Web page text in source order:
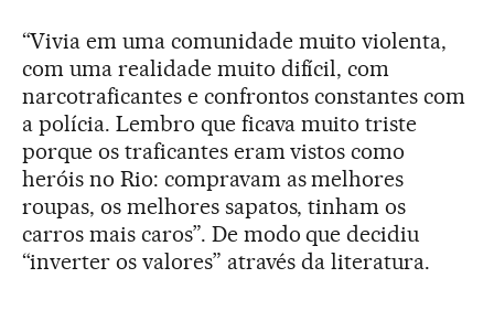
“Vivia em uma comunidade muito violenta,
com uma realidade muito difícil, com
narcotraficantes e confrontos constantes com
a polícia. Lembro que ficava muito triste
porque os traficantes eram vistos como
heróis no Rio: compravam as melhores
roupas, os melhores sapatos, tinham os
carros mais caros”. De modo que decidiu
“inverter os valores” através da literatura.